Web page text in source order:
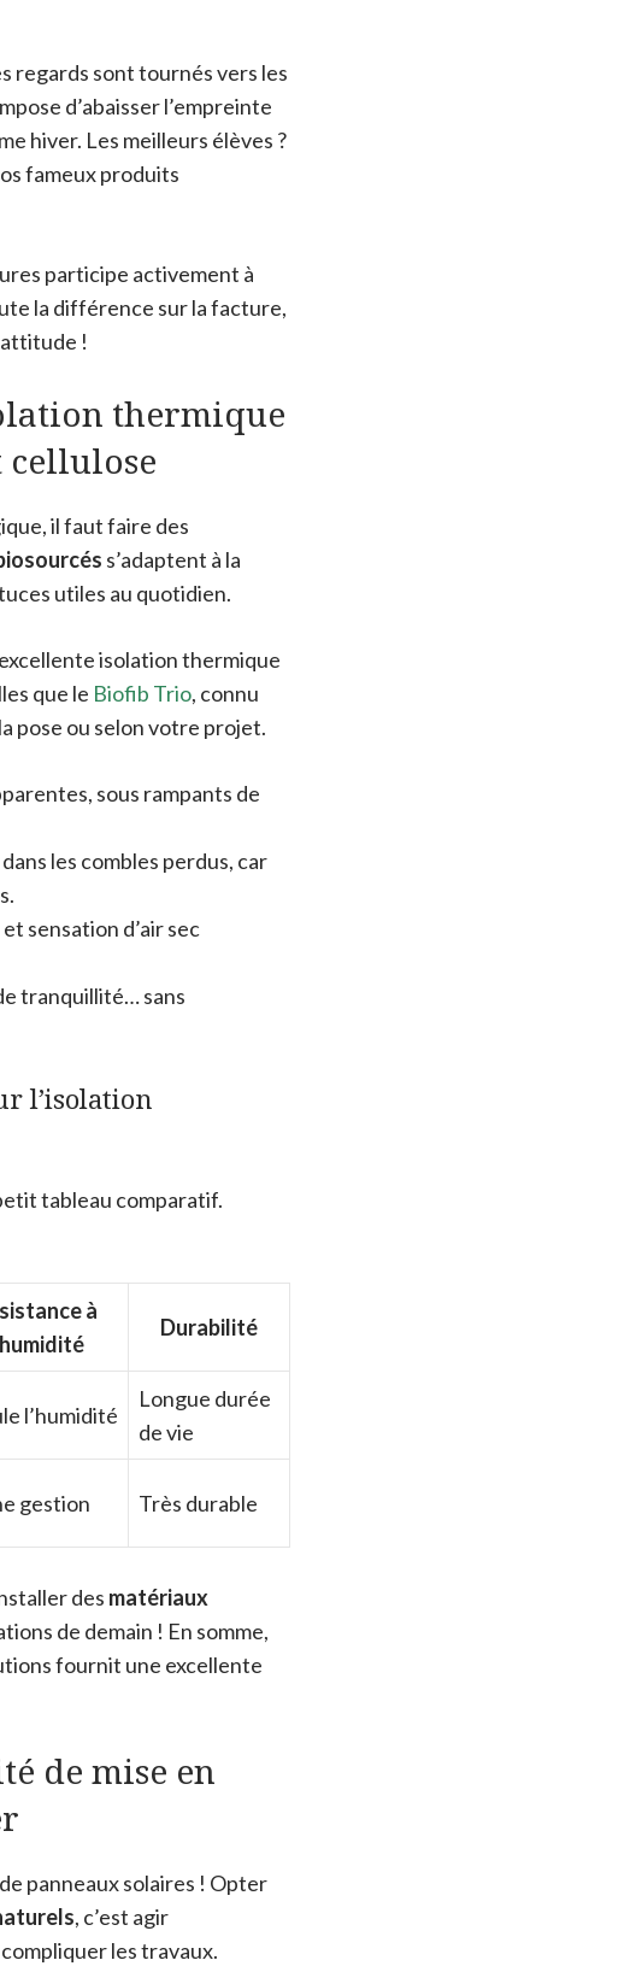
regards sont tournés vers les
d’abaisser l’empreinte
hiver. Les meilleurs élèves ?
fameux produits
participe activement à
la différence sur la facture,
attitude !
thermique
cellulose
il faut faire des
s’adaptent à la
utiles au quotidien.
isolation thermique
que le Biofib Trio, connu
pose ou selon votre projet.
sous rampants de
les combles perdus, car
sensation d’air sec
tranquillité… sans
l’isolation
tableau comparatif.
à
Durabilité
l’humidité
Longue durée
de vie
gestion Très durable
des matériaux
de demain ! En somme,
fournit une excellente
de mise en
panneaux solaires ! Opter
, c’est agir
compliquer les travaux.